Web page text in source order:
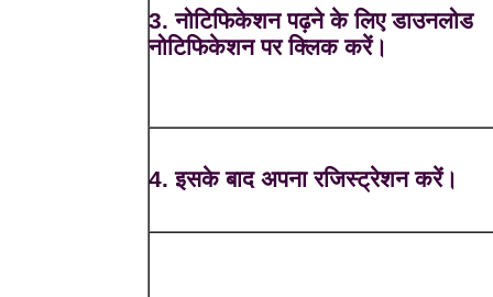
3. नोटिफिकेशन पढ़ने के लिए डाउनलोड
नोटिफिकेशन पर क्लिक करें।
4. इसके बाद अपना रजिस्ट्रेशन करें।